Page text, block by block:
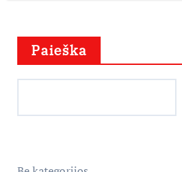
Paieška